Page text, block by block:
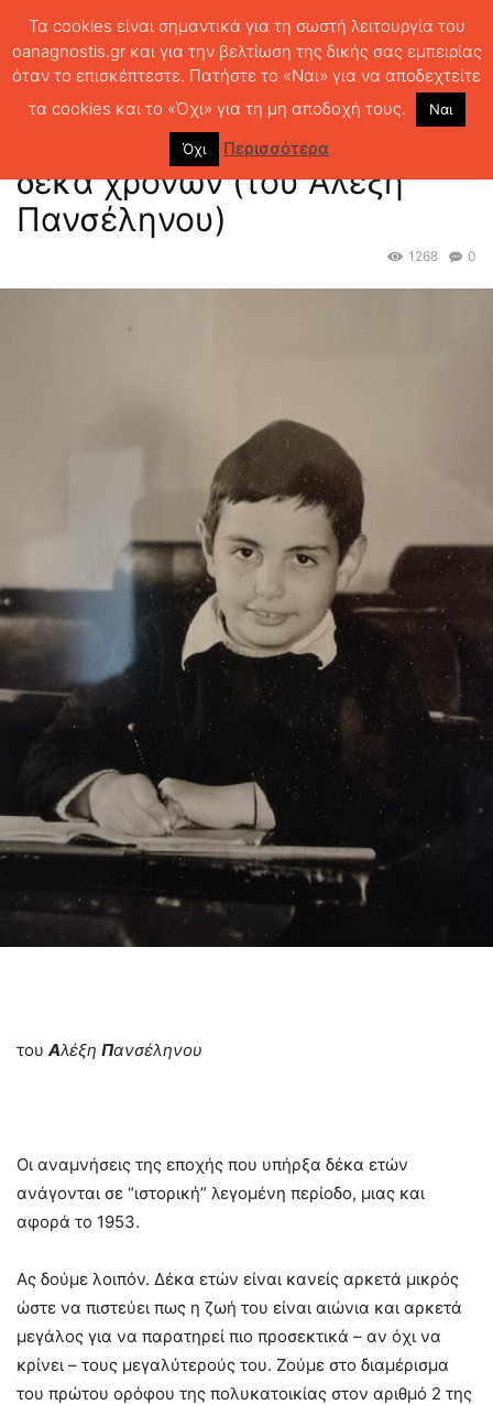
ΟΤΑΝ ΗΜΟΥΝ 10 ΧΡΟΝΩΝ
10 χρόνια “Α”: Όταν ήμουν δέκα
χρονών (του Αλέξη Πανσέληνου)
10 χρόνια “Α”: Όταν ήμουν
δέκα χρονών (του Αλέξη
Πανσέληνου)
0
1268
του Αλέξη Πανσέληνου
Οι αναμνήσεις της εποχής που υπήρξα δέκα ετών
ανάγονται σε “ιστορική” λεγομένη περίοδο, μιας και
αφορά το 1953.
Ας δούμε λοιπόν. Δέκα ετών είναι κανείς αρκετά μικρός
ώστε να πιστεύει πως η ζωή του είναι αιώνια και αρκετά
μεγάλος για να παρατηρεί πιο προσεκτικά – αν όχι να
κρίνει – τους μεγαλύτερούς του. Ζούμε στο διαμέρισμα
του πρώτου ορόφου της πολυκατοικίας στον αριθμό 2 της
Τα cookies είναι σημαντικά για τη σωστή λειτουργία του
oanagnostis.gr και για την βελτίωση της δικής σας εμπειρίας
όταν το επισκέπτεστε. Πατήστε το «Ναι» για να αποδεχτείτε
τα cookies και το «Όχι» για τη μη αποδοχή τους.
Ναι
Όχι Περισσότερα